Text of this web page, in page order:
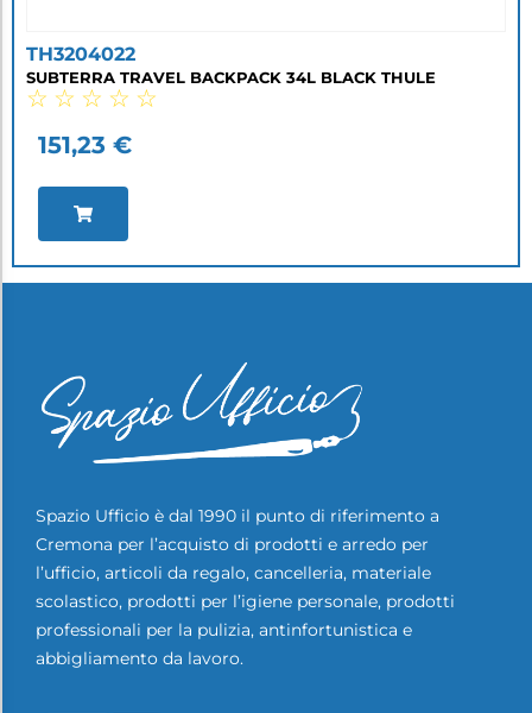
TH3204022
SUBTERRA TRAVEL BACKPACK 34L BLACK THULE
☆ ☆ ☆ ☆ ☆
151,23 €
Spazio Ufficio è dal 1990 il punto di riferimento a
Cremona per l’acquisto di prodotti e arredo per
l’ufficio, articoli da regalo, cancelleria, materiale
scolastico, prodotti per l’igiene personale, prodotti
professionali per la pulizia, antinfortunistica e
abbigliamento da lavoro.